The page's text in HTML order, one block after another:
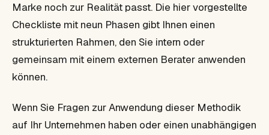
Marke noch zur Realität passt. Die hier vorgestellte
Checkliste mit neun Phasen gibt Ihnen einen
strukturierten Rahmen, den Sie intern oder
gemeinsam mit einem externen Berater anwenden
können.
Wenn Sie Fragen zur Anwendung dieser Methodik
auf Ihr Unternehmen haben oder einen unabhängigen